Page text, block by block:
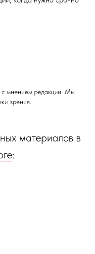
с мнением редакции. Мы
зрения.
материалов в
: